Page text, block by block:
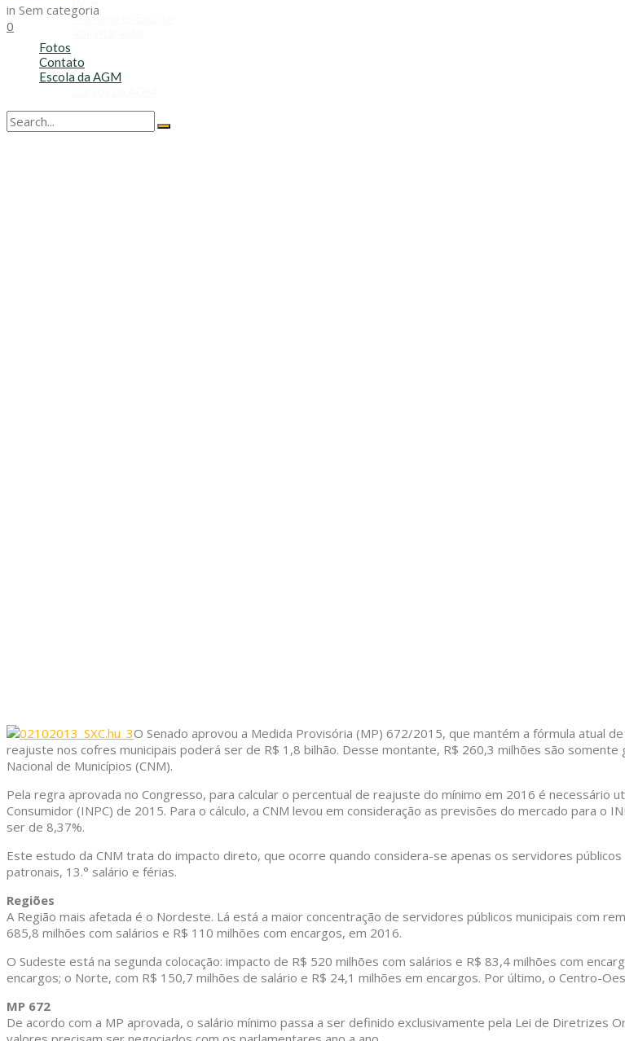
Refis
Transporte Escolar
Fotos
Contato
Escola da AGM
in Sem categoria
0
O Senado aprovou a Medida Provisória (MP) 672/2015, que mantém a fórmula atual
reajuste nos cofres municipais poderá ser de R$ 1,8 bilhão. Desse montante, R$ 260,3 milhões são
Nacional de Municípios (CNM).
Pela regra aprovada no Congresso, para calcular o percentual de reajuste do mínimo em 2016 é
Consumidor (INPC) de 2015. Para o cálculo, a CNM levou em consideração as previsões do mercado para o
ser de 8,37%.
Este estudo da CNM trata do impacto direto, que ocorre quando considera-se apenas os servidores
patronais, 13.° salário e férias.
Regiões
A Região mais afetada é o Nordeste. Lá está a maior concentração de servidores públicos municipais com
685,8 milhões com salários e R$ 110 milhões com encargos, em 2016.
O Sudeste está na segunda colocação: impacto de R$ 520 milhões com salários e R$ 83,4 milhões com
encargos; o Norte, com R$ 150,7 milhões de salário e R$ 24,1 milhões em encargos. Por último, o Centro-
MP 672
De acordo com a MP aprovada, o salário mínimo passa a ser definido exclusivamente pela Lei de Diretrizes